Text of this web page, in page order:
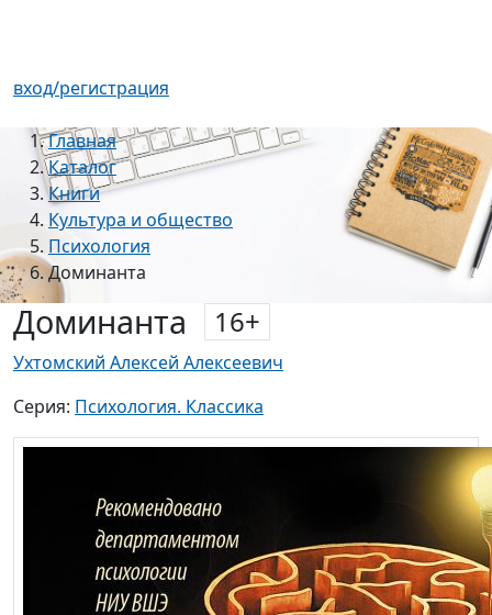
вход/регистрация
Главная
Каталог
Книги
Культура и общество
Психология
Доминанта
Доминанта 16+
Ухтомский Алексей Алексеевич
Серия: Психология. Классика